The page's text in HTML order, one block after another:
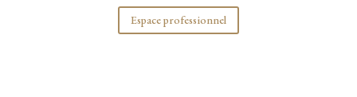
Espace professionnel